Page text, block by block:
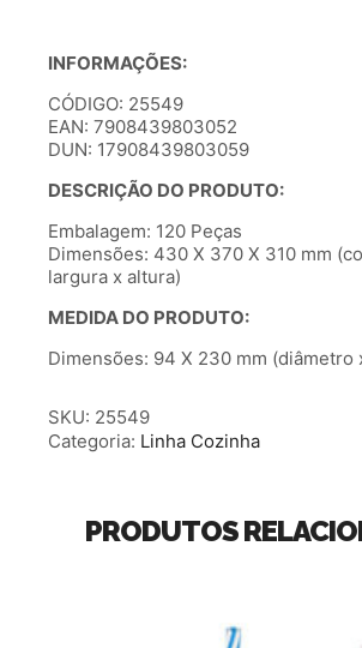
INFORMAÇÕES:
CÓDIGO: 25549
EAN: 7908439803052
DUN: 17908439803059
DESCRIÇÃO DO PRODUTO:
Embalagem: 120 Peças
Dimensões: 430 X 370 X 310 mm
largura x altura)
MEDIDA DO PRODUTO:
Dimensões: 94 X 230 mm (diâmetro
SKU: 25549
Categoria: Linha Cozinha
PRODUTOS